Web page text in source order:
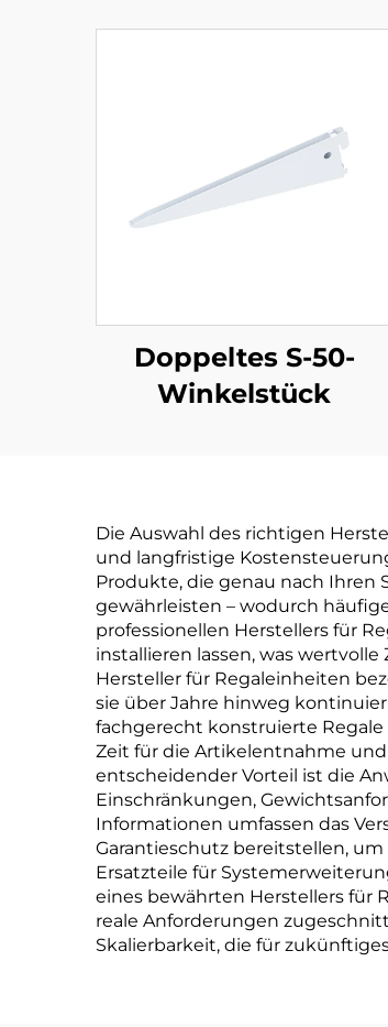
Doppeltes S-50-
Winkelstück
Die Auswahl des richtigen
und langfristige
Produkte, die genau nach Ihren
gewährleisten – wodurch
professionellen Herstellers für
installieren lassen, was
Hersteller für Regaleinheiten
sie über Jahre hinweg
fachgerecht konstruierte
Zeit für die Artikelentnahme
entscheidender Vorteil ist die
Einschränkungen,
Informationen umfassen das
Garantieschutz bereitstellen,
Ersatzteile für
eines bewährten Herstellers für
reale Anforderungen
Skalierbarkeit, die für